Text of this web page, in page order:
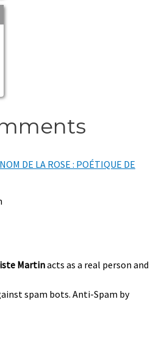
DE LA ROSE : POÉTIQUE DE
Martinacts as a real person and
spam bots. Anti-Spam by